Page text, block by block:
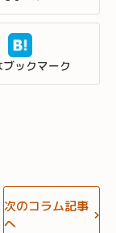
ブックマーク
次のコラム記事
へ